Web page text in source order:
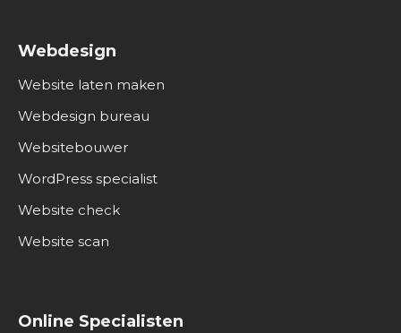
Webdesign
Website laten maken
Webdesign bureau
Websitebouwer
WordPress specialist
Website check
Website scan
Online Specialisten